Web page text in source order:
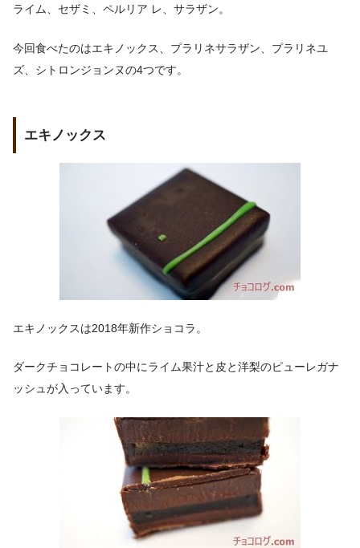
ライム、セザミ、ペルリア レ、サラザン。
今回食べたのはエキノックス、プラリネサラザン、プラリネユ
ズ、シトロンジョンヌの4つです。
エキノックス
エキノックスは2018年新作ショコラ。
ダークチョコレートの中にライム果汁と皮と洋梨のピューレガナ
ッシュが入っています。